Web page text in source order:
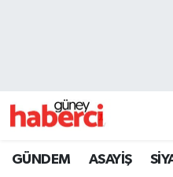
GÜNDEM ASAYİŞ
Beyoğlu Trafik